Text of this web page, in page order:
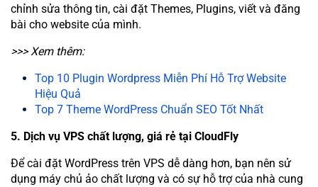
chỉnh sửa thông tin, cài đặt Themes, Plugins, viết và đăng
bài cho website của mình.
>>> Xem thêm:
Top 10 Plugin Wordpress Miễn Phí Hỗ Trợ Website
Hiệu Quả
Top 7 Theme WordPress Chuẩn SEO Tốt Nhất
5. Dịch vụ VPS chất lượng, giá rẻ tại CloudFly
Để cài đặt WordPress trên VPS dễ dàng hơn, bạn nên sử
dụng máy chủ ảo chất lượng và có sự hỗ trợ của nhà cung